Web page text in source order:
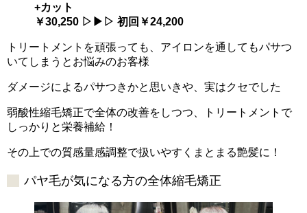
+カット
￥30,250 ▷▶▷ 初回￥24,200
トリートメントを頑張っても、アイロンを通してもパサつ
いてしまうとお悩みのお客様
ダメージによるパサつきかと思いきや、実はクセでした
弱酸性縮毛矯正で全体の改善をしつつ、トリートメントで
しっかりと栄養補給！
その上での質感量感調整で扱いやすくまとまる艶髪に！
パヤ毛が気になる方の全体縮毛矯正